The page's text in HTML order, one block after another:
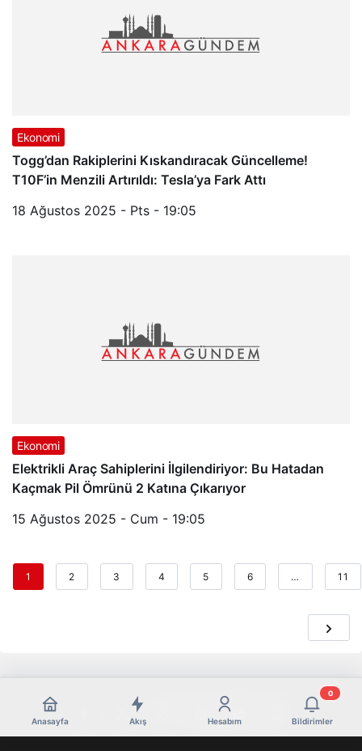
Ekonomi
Togg’dan Rakiplerini Kıskandıracak Güncelleme!
T10F’in Menzili Artırıldı: Tesla’ya Fark Attı
18 Ağustos 2025 - Pts - 19:05
Ekonomi
Elektrikli Araç Sahiplerini İlgilendiriyor: Bu Hatadan
Kaçmak Pil Ömrünü 2 Katına Çıkarıyor
15 Ağustos 2025 - Cum - 19:05
1 2 3 4 5 6 … 11
Anasayfa Akış Hesabım Bildirimler
0